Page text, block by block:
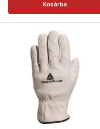
Kosárba